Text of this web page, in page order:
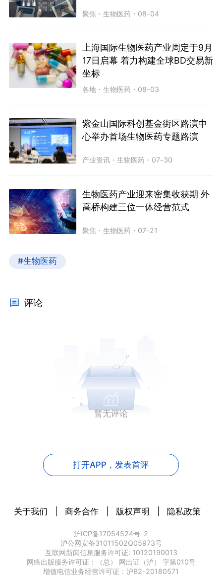
聚焦 ・生物医药 ・ 08-04
上海国际生物医药产业周定于9月
17日启幕 着力构建全球BD交易新
坐标
各地 ・生物医药 ・ 08-03
紫金山国际科创基金街区路演中
心举办首场生物医药专题路演
产业资讯 ・生物医药 ・ 07-30
生物医药产业迎来密集收获期 外
高桥构建三位一体经营范式
聚焦 ・生物医药 ・ 07-21
#生物医药
评论
暂无评论
打开APP，发表首评
关于我们 商务合作 版权声明 隐私政策
沪ICP备17054524号-2
沪公网安备31011502Q05973号
互联网新闻信息服务许可证: 10120190013
网络出版服务许可证：（总） 网出证（沪） 字第010号
增值电信业务经营许可证：沪B2-20180571